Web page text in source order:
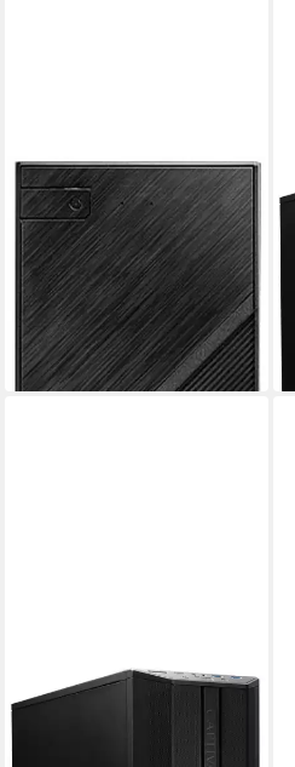
ASROCK
DeskMini X600 Barebone-PC
AMD Ryzen Prozessor
128 GB DDR5
Arbeitsspeicher
6 GB Speicherkapazität
206,98 €
18,90 €mtl. in 12 Raten
leider ausverkauft
CAPTIVA
Workstation I83-393 PC
Arbeitsspeicher